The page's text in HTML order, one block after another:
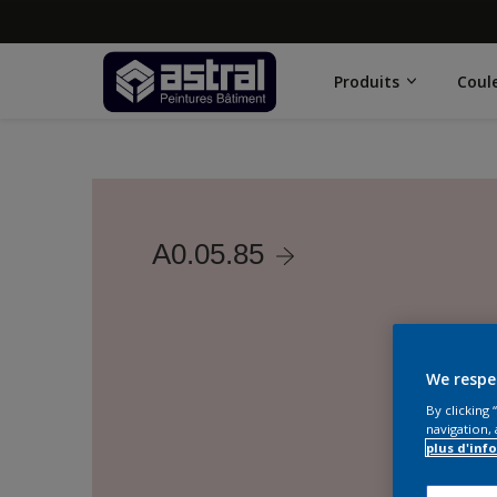
Produits
A0.05.85
We
By clicking
navigation,
plus